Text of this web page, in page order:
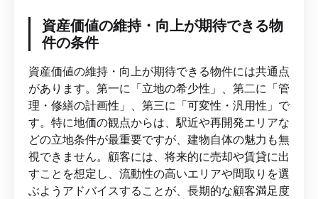
資産価値の維持・向上が期待できる物
件の条件
資産価値の維持・向上が期待できる物件には共通点
があります。第一に「立地の希少性」、第二に「管
理・修繕の計画性」、第三に「可変性・汎用性」で
す。特に地価の観点からは、駅近や再開発エリアな
どの立地条件が最重要ですが、建物自体の魅力も無
視できません。顧客には、将来的に売却や賃貸に出
すことを想定し、流動性の高いエリアや間取りを選
ぶようアドバイスすることが、長期的な顧客満足度